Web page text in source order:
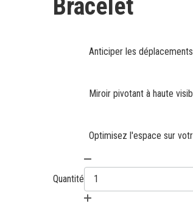
Bracelet
Anticiper les
Miroir pivotant à haute
Optimisez l'espace sur
Quantité